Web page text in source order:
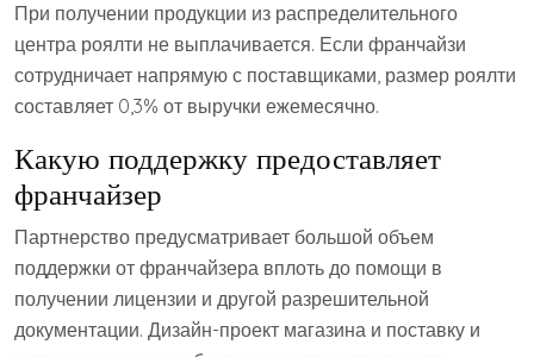
При получении продукции из распределительного
центра роялти не выплачивается. Если франчайзи
сотрудничает напрямую с поставщиками, размер роялти
составляет 0,3% от выручки ежемесячно.
Какую поддержку предоставляет
франчайзер
Партнерство предусматривает большой объем
поддержки от франчайзера вплоть до помощи в
получении лицензии и другой разрешительной
документации. Дизайн-проект магазина и поставку и